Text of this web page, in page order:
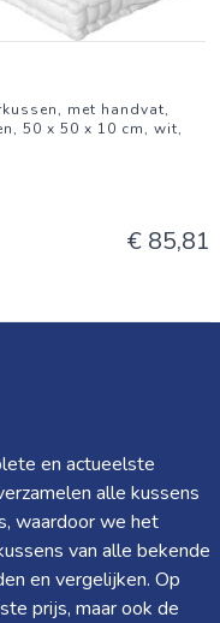
met handvat,
50 x 50 x 10 cm, wit,
€ 85,81
en actueelste
alle kussens
waardoor we het
van alle bekende
en vergelijken. Op
prijs, maar ook de